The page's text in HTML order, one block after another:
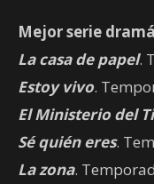
Mejor serie
La casa de papel.
Estoy vivo.
El Ministerio del
Sé quién eres.
La zona.